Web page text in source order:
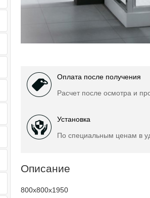
Оплата после получения
Расчет после осмотра и
Установка
По специальным ценам в
Описание
800x800x1950